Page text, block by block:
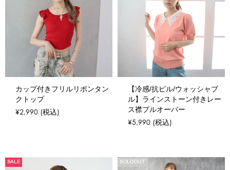
カップ付きフリルリボンタン
クトップ
¥2,990 (税込)
【冷感/抗ピル/ウォッシャブ
ル】ラインストーン付きレー
ス襟プルオーバー
¥5,990 (税込)
SALE SOLDOUT